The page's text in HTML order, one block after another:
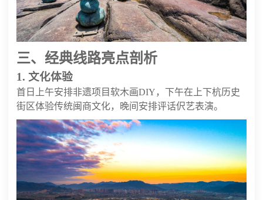
三、经典线路亮点剖析
1. 文化体验
首日上午安排非遗项目软木画DIY，下午在上下杭历史
街区体验传统闽商文化，晚间安排评话伬艺表演。